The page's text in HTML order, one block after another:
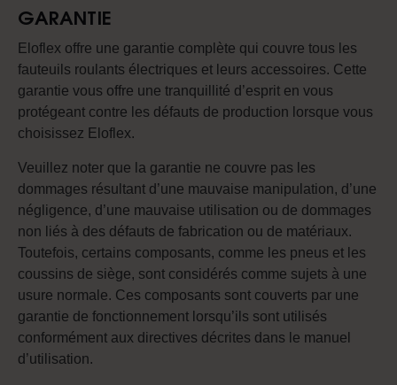
GARANTIE
Eloflex offre une garantie complète qui couvre tous les
fauteuils roulants électriques et leurs accessoires. Cette
garantie vous offre une tranquillité d’esprit en vous
protégeant contre les défauts de production lorsque vous
choisissez Eloflex.
Veuillez noter que la garantie ne couvre pas les
dommages résultant d’une mauvaise manipulation, d’une
négligence, d’une mauvaise utilisation ou de dommages
non liés à des défauts de fabrication ou de matériaux.
Toutefois, certains composants, comme les pneus et les
coussins de siège, sont considérés comme sujets à une
usure normale. Ces composants sont couverts par une
garantie de fonctionnement lorsqu’ils sont utilisés
conformément aux directives décrites dans le manuel
d’utilisation.